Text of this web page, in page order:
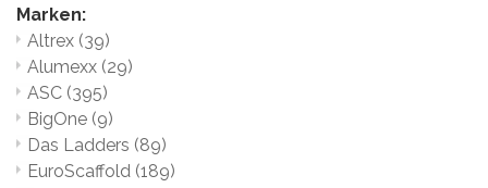
Marken:
Altrex (39)
Alumexx (29)
ASC (395)
BigOne (9)
Das Ladders (89)
EuroScaffold (189)